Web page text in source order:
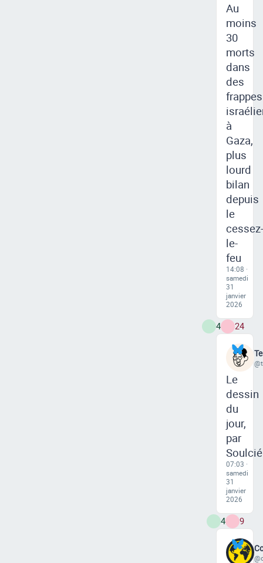
Au
moins
30
morts
dans
des
frappes
à
Gaza,
plus
lourd
bilan
depuis
le
cessez-
le-
feu
14:08 ·
samedi
31
janvier
2026
4 24
Le
dessin
du
jour,
par
Soulcié
07:03 ·
samedi
31
janvier
2026
4 9